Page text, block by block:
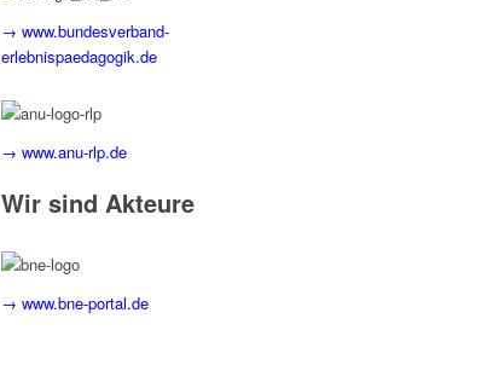
→ www.bundesverband-
erlebnispaedagogik.de
→ www.anu-rlp.de
Wir sind Akteure
→ www.bne-portal.de